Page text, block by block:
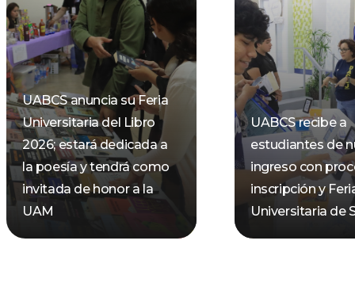
UABCS anuncia su Feria
Universitaria del Libro
2026; estará dedicada a
la poesía y tendrá como
invitada de honor a la
UAM
UABCS recibe a
estudiantes de
ingreso con
inscripción y
Universitaria de